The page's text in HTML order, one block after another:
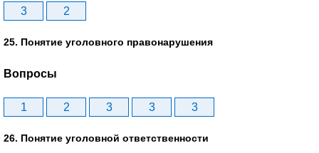
3 2
25. Понятие уголовного правонарушения
Вопросы
1 2 3 3 3
26. Понятие уголовной ответственности